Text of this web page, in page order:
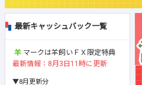
最新キャッシュバック一覧
マークは羊飼いＦＸ限定特典
最新情報：8月3日11時に更新
▼8月更新分